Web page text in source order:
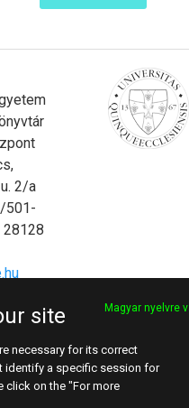
2/a
501-
site Magyar nyelvre
necessary for its correct
identify a specific session for
click on the "For more